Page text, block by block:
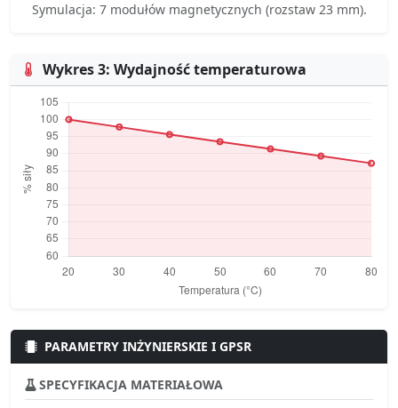
Symulacja: 7 modułów magnetycznych (rozstaw 23 mm).
Wykres 3: Wydajność temperaturowa
PARAMETRY INŻYNIERSKIE I GPSR
SPECYFIKACJA MATERIAŁOWA